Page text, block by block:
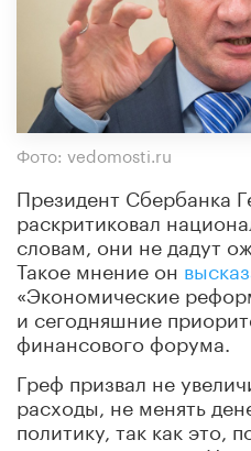
Фото: vedomosti.ru
Президент Сбербанка
раскритиковал
словам, они не дадут
Такое мнение он
«Экономические
и сегодняшние
финансового форума.
Греф призвал не
расходы, не менять
политику, так как это,